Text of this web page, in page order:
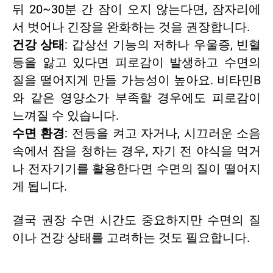
뒤 20~30분 간 잠이 오지 않는다면, 잠자리에
서 벗어나 긴장을 완화하는 것을 권장합니다.
건강 상태 : 갑상선 기능의 저하나 우울증, 빈혈
등을 앓고 있다면 피로감이 발생하고 수면의
질을 떨어지게 만들 가능성이 높아요. 비타민B
와 같은 영양소가 부족할 경우에도 피로감이
느껴질 수 있습니다.
수면 환경: 전등을 켜고 자거나, 시끄러운 소음
속에서 잠을 청하는 경우, 자기 전 야식을 먹거
나 전자기기를 활용한다면 수면의 질이 떨어지
게 됩니다.
결국 권장 수면 시간도 중요하지만 수면의 질
이나 건강 상태를 고려하는 것도 필요합니다.